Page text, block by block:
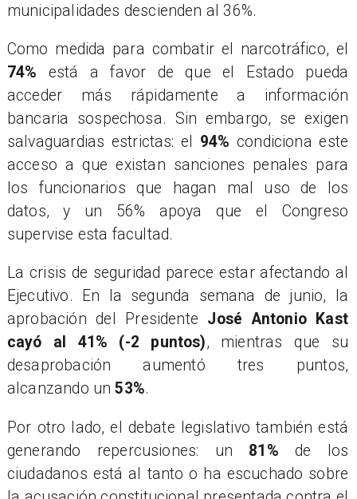
municipalidades descienden al 36%.
Como medida para combatir el narcotráfico, el
74% está a favor de que el Estado pueda
acceder más rápidamente a información
bancaria sospechosa. Sin embargo, se exigen
salvaguardias estrictas: el 94% condiciona este
acceso a que existan sanciones penales para
los funcionarios que hagan mal uso de los
datos, y un 56% apoya que el Congreso
supervise esta facultad.
La crisis de seguridad parece estar afectando al
Ejecutivo. En la segunda semana de junio, la
aprobación del Presidente José Antonio Kast
cayó al 41% (-2 puntos), mientras que su
desaprobación aumentó tres puntos,
alcanzando un53%.
Por otro lado, el debate legislativo también está
generando repercusiones: un 81% de los
ciudadanos está al tanto o ha escuchado sobre